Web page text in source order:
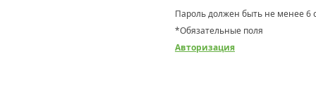
Пароль должен быть не менее 6
*Обязательные поля
Авторизация